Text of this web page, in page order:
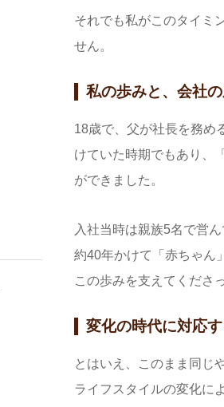
それでも私がこのタイミ
せん。
私の歩みと、会社
18歳で、父が社長を務め
けていた時期でもあり、
ができました。
入社当時は親族5名で営
約40年かけて「赤ちゃん
この歩みを支えてくださ
変化の時代に対応
とはいえ、このまま同じ
ライフスタイルの変化に